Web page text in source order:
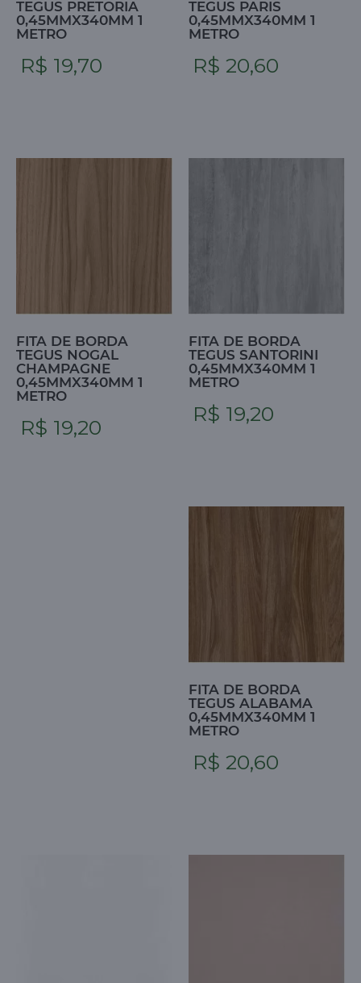
TEGUS PRETORIA
0,45MMX340MM 1
METRO
R$ 19,70
TEGUS PARIS
0,45MMX340MM 1
METRO
R$ 20,60
FITA DE BORDA
TEGUS NOGAL
CHAMPAGNE
0,45MMX340MM 1
METRO
R$ 19,20
FITA DE BORDA
TEGUS SANTORINI
0,45MMX340MM 1
METRO
R$ 19,20
FITA DE BORDA
TEGUS ALABAMA
0,45MMX340MM 1
METRO
R$ 20,60